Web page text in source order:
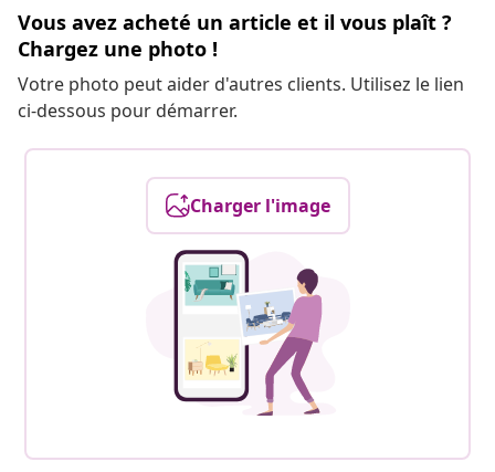
Vous avez acheté un article et il vous plaît ?
Chargez une photo !
Votre photo peut aider d'autres clients. Utilisez le lien
ci-dessous pour démarrer.
Charger l'image